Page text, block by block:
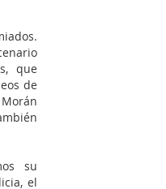
que
de
su
el